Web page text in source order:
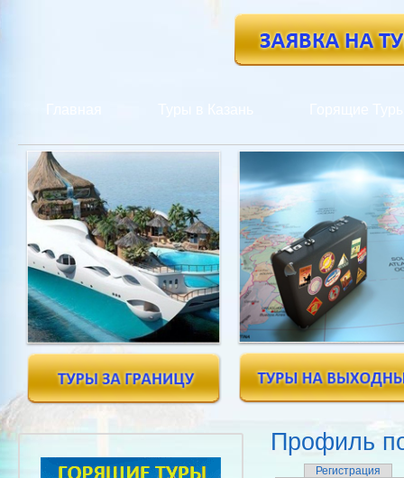
Профиль
Регистрация